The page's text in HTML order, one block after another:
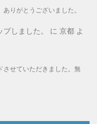
りがとうございました。
しました。 に 京都よ
させていただきました。無